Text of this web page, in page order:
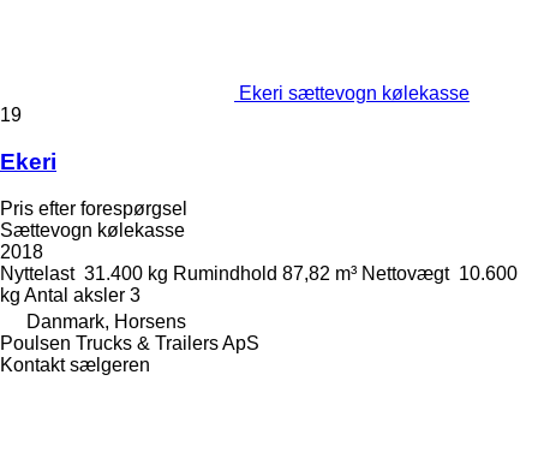
Ekeri sættevogn kølekasse
19
Ekeri
Pris efter forespørgsel
Sættevogn kølekasse
2018
Nyttelast 31.400 kg Rumindhold 87,82 m³ Nettovægt 10.600
kg Antal aksler 3
Danmark, Horsens
Poulsen Trucks & Trailers ApS
Kontakt sælgeren